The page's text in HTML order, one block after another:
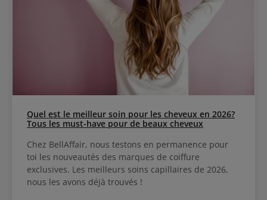
Quel est le meilleur soin pour les cheveux en 2026?
Tous les must-have pour de beaux cheveux
Chez BellAffair, nous testons en permanence pour
toi les nouveautés des marques de coiffure
exclusives. Les meilleurs soins capillaires de 2026,
nous les avons déjà trouvés !